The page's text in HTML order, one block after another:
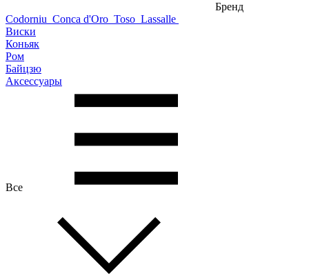
Бренд
Codorniu Conca d'Oro Toso Lassalle
Виски
Коньяк
Ром
Байцзю
Аксессуары
Все